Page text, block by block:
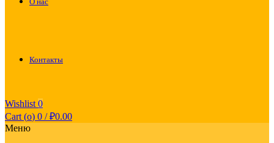
Контакты
Wishlist 0
Cart (o) 0 / ₽0.00
Меню